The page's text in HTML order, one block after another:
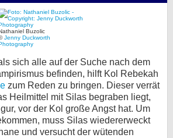
Buzolic
Jenny Duckworth
sich alle auf der Suche nach dem
befinden, hilft Kol Rebekah
zum Reden zu bringen. Dieser verrät
Heilmittel mit Silas begraben liegt,
vor der Kol große Angst hat. Um
muss Silas wiedererweckt
und versucht der wütenden